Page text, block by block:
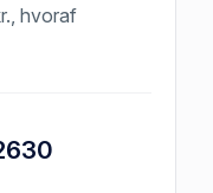
hvoraf